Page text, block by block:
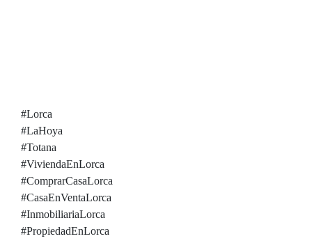
#Lorca
#LaHoya
#Totana
#ViviendaEnLorca
#ComprarCasaLorca
#CasaEnVentaLorca
#InmobiliariaLorca
#PropiedadEnLorca